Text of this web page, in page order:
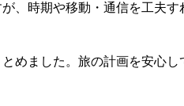
、時期や移動・通信を工夫す
ました。旅の計画を安心